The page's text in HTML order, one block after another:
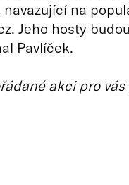
na
Jeho hosty
Pavlíček.
akci pro